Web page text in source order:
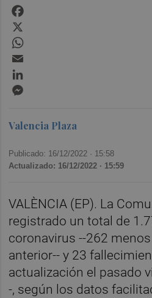
Valencia Plaza
Publicado: 16/12/2022 · 15:58
Actualizado: 16/12/2022 · 15:59
VALÈNCIA (EP). La
registrado un total de
coronavirus --262
anterior-- y 23
actualización el pasado
-, según los datos